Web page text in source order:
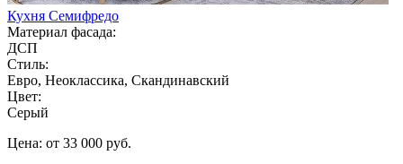
Кухня Семифредо
Материал фасада:
ДСП
Стиль:
Евро, Неоклассика, Скандинавский
Цвет:
Серый
Цена: от 33 000 руб.